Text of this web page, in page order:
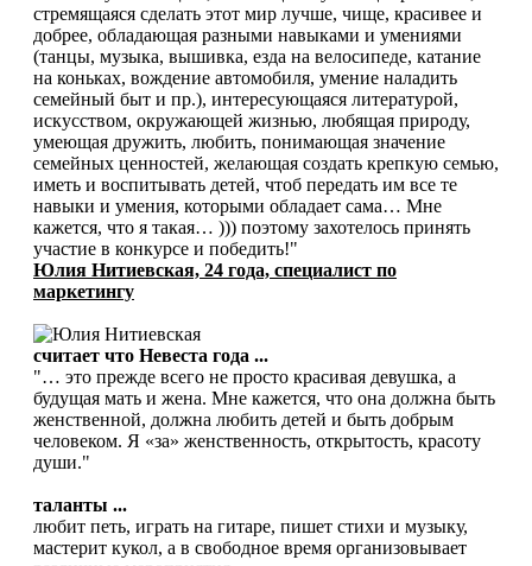
стремящаяся сделать этот мир лучше, чище, красивее и
добрее, обладающая разными навыками и умениями
(танцы, музыка, вышивка, езда на велосипеде, катание
на коньках, вождение автомобиля, умение наладить
семейный быт и пр.), интересующаяся литературой,
искусством, окружающей жизнью, любящая природу,
умеющая дружить, любить, понимающая значение
семейных ценностей, желающая создать крепкую семью,
иметь и воспитывать детей, чтоб передать им все те
навыки и умения, которыми обладает сама… Мне
кажется, что я такая… ))) поэтому захотелось принять
участие в конкурсе и победить!"
Юлия Нитиевская, 24 года, cпециалист по
маркетингу
считает что Невеста года ...
"… это прежде всего не просто красивая девушка, а
будущая мать и жена. Мне кажется, что она должна быть
женственной, должна любить детей и быть добрым
человеком. Я «за» женственность, открытость, красоту
души."
таланты ...
любит петь, играть на гитаре, пишет стихи и музыку,
мастерит кукол, а в свободное время организовывает